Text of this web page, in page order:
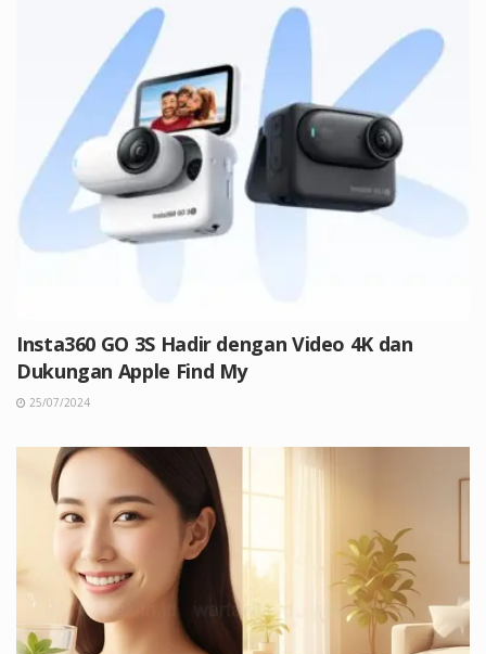
Insta360 GO 3S Hadir dengan Video 4K dan
Dukungan Apple Find My
25/07/2024